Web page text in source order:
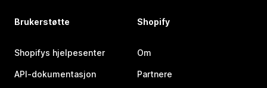
Brukerstøtte
Shopifys hjelpesenter
API-dokumentasjon
Shopify
Om
Partnere